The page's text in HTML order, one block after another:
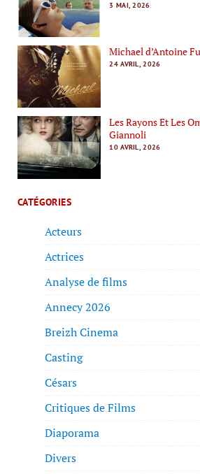
3 MAI, 2026
Michael d’Antoine
24 AVRIL, 2026
Les Rayons Et Les
Giannoli
10 AVRIL, 2026
CATÉGORIES
Acteurs
Actrices
Analyse de films
Annecy 2026
Breizh Cinema
Casting
Césars
Critiques de Films
Diaporama
Divers